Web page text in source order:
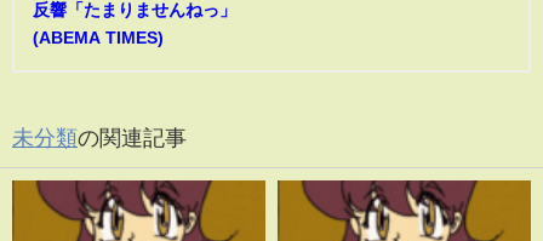
反響「たまりませんねっ」
(ABEMA TIMES)
未分類の関連記事